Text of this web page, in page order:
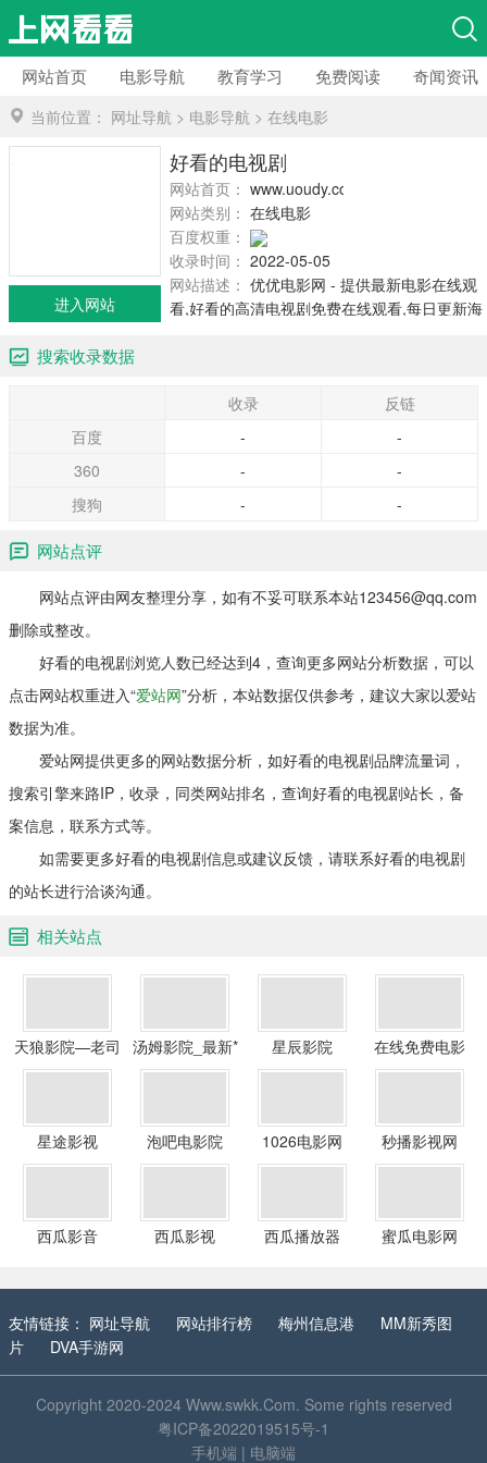
网站首页 电影导航 教育学习 免费阅读 奇闻资讯
当前位置： 网址导航 > 电影导航 > 在线电影
好看的电视剧
网站首页： www.uoudy.com
网站类别： 在线电影
百度权重：
收录时间： 2022-05-05
网站描述： 优优电影网 - 提供最新电影在线观
看,好看的高清电视剧免费在线观看,每日更新海
进入网站
搜索收录数据
收录
反链
百度
-
-
360
-
-
搜狗
- -
网站点评
网站点评由网友整理分享，如有不妥可联系本站123456@qq.com
删除或整改。
好看的电视剧浏览人数已经达到4，查询更多网站分析数据，可以
点击网站权重进入“爱站网”分析，本站数据仅供参考，建议大家以爱站
数据为准。
爱站网提供更多的网站数据分析，如好看的电视剧品牌流量词，
搜索引擎来路IP，收录，同类网站排名，查询好看的电视剧站长，备
案信息，联系方式等。
如需要更多好看的电视剧信息或建议反馈，请联系好看的电视剧
的站长进行洽谈沟通。
相关站点
天狼影院—老司
机*
汤姆影院_最新*
在线观看
星辰影院 在线免费电影
星途影视 泡吧电影院 1026电影网 秒播影视网
西瓜影音 西瓜影视 西瓜播放器 蜜瓜电影网
友情链接： 网址导航 网站排行榜 梅州信息港
MM新秀图
片
DVA手游网
Copyright 2020-2024 Www.swkk.Com. Some rights reserved
粤ICP备2022019515号-1
手机端 | 电脑端